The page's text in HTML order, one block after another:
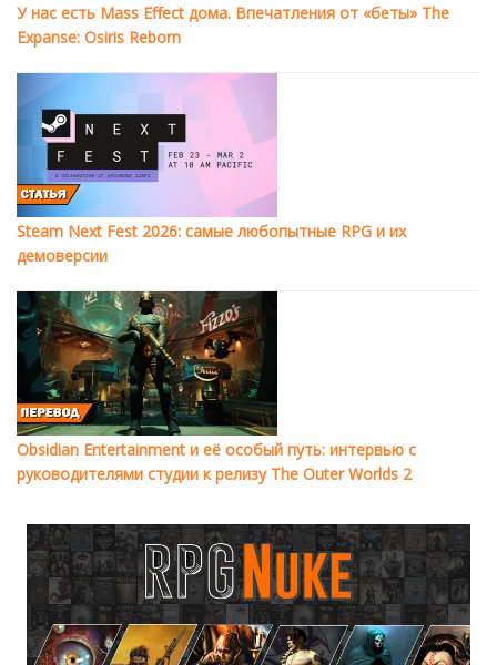
У нас есть Mass Effect дома. Впечатления от «беты» The
Expanse: Osiris Reborn
Steam Next Fest 2026: самые любопытные RPG и их
демоверсии
Obsidian Entertainment и её особый путь: интервью с
руководителями студии к релизу The Outer Worlds 2